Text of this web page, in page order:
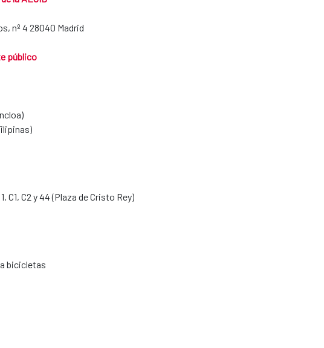
nº 4 28040 Madrid
público
C1, C2 y 44 (Plaza de Cristo Rey)
bicicletas